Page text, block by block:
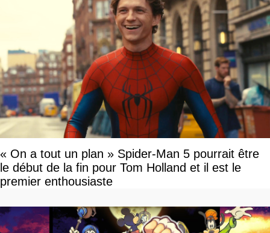
« On a tout un plan » Spider-Man 5 pourrait être
le début de la fin pour Tom Holland et il est le
premier enthousiaste